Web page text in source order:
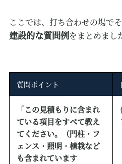
ここでは、打ち合わせの場でそ
建設的な質問例をまとめまし
質問ポイント
「この見積もりに含まれ
ている項目をすべて教え
てください。（門柱・フ
ェンス・照明・植栽など
も含まれています